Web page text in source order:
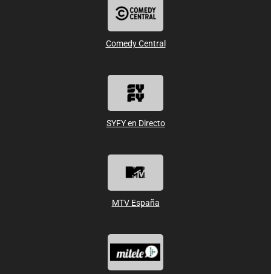
Comedy Central
SYFY en Directo
MTV España